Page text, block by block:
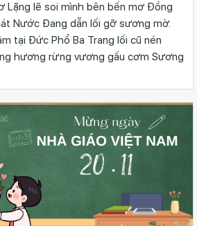
Lặng lẽ soi mình bên bến mơ Đồng
Nước Đang dẫn lối gỡ sương mờ.
tại Đức Phổ Ba Trang lối cũ nén
hương rừng vương gấu cơm Sương